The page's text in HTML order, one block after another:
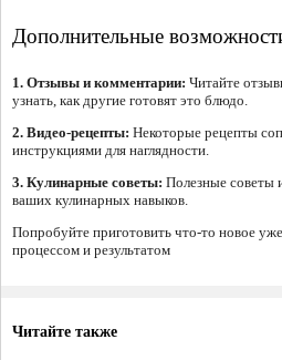
Дополнительные
1. Отзывы и комментарии: Читайте
узнать, как другие готовят это блюдо.
2. Видео-рецепты: Некоторые рецепты
инструкциями для наглядности.
3. Кулинарные советы: Полезные советы
ваших кулинарных навыков.
Попробуйте приготовить что-то новое
процессом и результатом
Читайте также